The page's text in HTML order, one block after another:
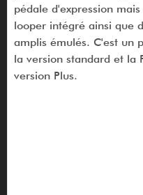
pédale d'expression
looper intégré ainsi que
amplis émulés. C'est un
la version standard et la
version Plus.